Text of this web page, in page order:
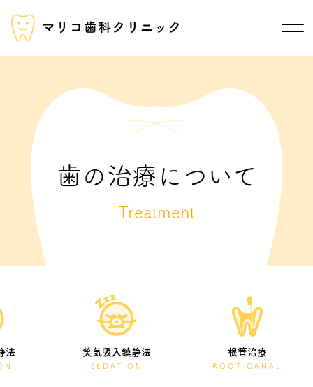
歯の治療について
Treatment
法 笑気吸入鎮静法
SEDATION
根管治療
ROOT CANAL